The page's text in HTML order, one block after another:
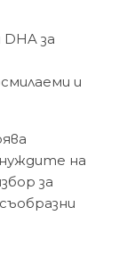
за
и
на
за